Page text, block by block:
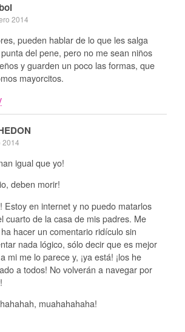
2014
pueden hablar de lo que les salga
del pene, pero no me sean niños
y guarden un poco las formas, que
mayorcitos.
2014
igual que yo!
deben morir!
Estoy en internet y no puedo matarlos
cuarto de la casa de mis padres. Me
hacer un comentario ridículo sin
nada lógico, sólo decir que es mejor
mi me lo parece y, ¡ya está! ¡los he
a todos! No volverán a navegar por
muahahahaha!